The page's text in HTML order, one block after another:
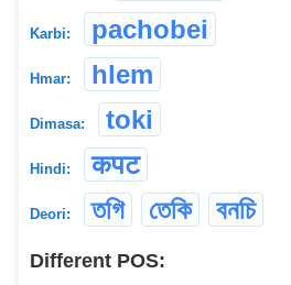
Karbi: pachobei
Hmar: hlem
Dimasa: toki
Hindi: कपट
Deori: তগি তেকি বনচি
Different POS: